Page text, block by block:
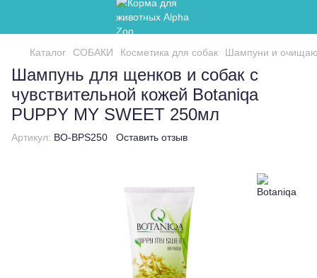
Каталог СОБАКИ Косметика для собак Шампуни и
Шампунь для щенков и собак с
чувствительной кожей Botaniqa
PUPPY MY SWEET 250мл
Артикул: BO-BPS250 Оставить отзыв